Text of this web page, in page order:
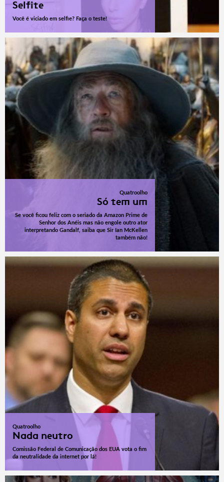
Selfite
Você é viciado em selfie? Faça o teste!
Quatroolho
Só tem um
Se você ficou feliz com o seriado da Amazon Prime de
Senhor dos Anéis mas não engole outro ator
interpretando Gandalf, saiba que Sir Ian McKellen
também não!
Quatroolho
Nada neutro
Comissão Federal de Comunicação dos EUA vota o fim
da neutralidade da internet por lá!